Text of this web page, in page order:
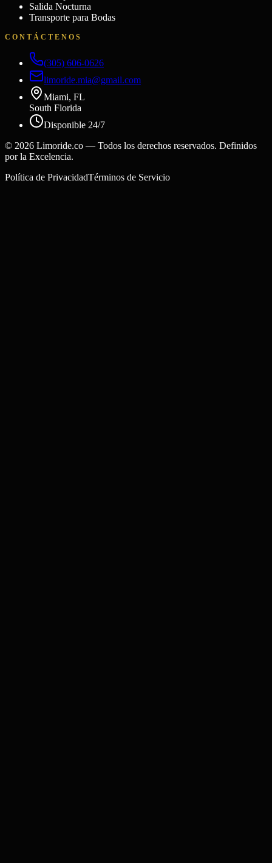
Salida Nocturna
Transporte para Bodas
CONTÁCTENOS
(305) 606-0626
limoride.mia@gmail.com
Miami, FL
South Florida
Disponible 24/7
© 2026 Limoride.co — Todos los derechos reservados. Definidos
por la Excelencia.
Política de PrivacidadTérminos de Servicio